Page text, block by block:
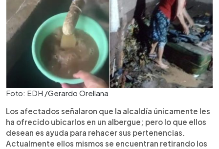
Foto: EDH /Gerardo Orellana
Los afectados señalaron que la alcaldía únicamente les
ha ofrecido ubicarlos en un albergue; pero lo que ellos
desean es ayuda para rehacer sus pertenencias.
Actualmente ellos mismos se encuentran retirando los